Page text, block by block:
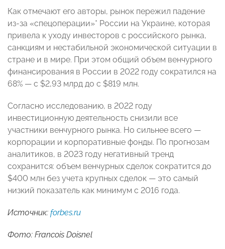
Как отмечают его авторы, рынок пережил падение
из-за «спецоперации»* России на Украине, которая
привела к уходу инвесторов с российского рынка,
санкциям и нестабильной экономической ситуации в
стране и в мире. При этом общий объем венчурного
финансирования в России в 2022 году сократился на
68% — с $2,93 млрд до с $819 млн.
Согласно исследованию, в 2022 году
инвестиционную деятельность снизили все
участники венчурного рынка. Но сильнее всего —
корпорации и корпоративные фонды. По прогнозам
аналитиков, в 2023 году негативный тренд
сохранится: объем венчурных сделок сократится до
$400 млн без учета крупных сделок — это самый
низкий показатель как минимум с 2016 года.
Источник: forbes.ru
Фото: Francois Doisnel